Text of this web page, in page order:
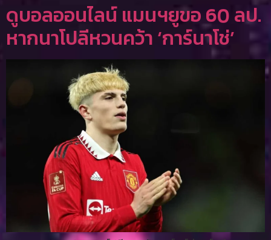
ดูบอลออนไลน์ แมนฯยูขอ 60 ลป.
หากนาโปลีหวนคว้า ‘การ์นาโช่’